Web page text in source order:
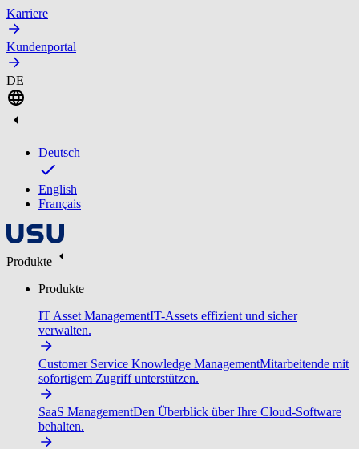
Karriere
Kundenportal
DE
Deutsch
English
Français
Produkte
Produkte
IT Asset ManagementIT-Assets effizient und sicher
verwalten.
Customer Service Knowledge ManagementMitarbeitende mit
sofortigem Zugriff unterstützen.
SaaS ManagementDen Überblick über Ihre Cloud-Software
behalten.